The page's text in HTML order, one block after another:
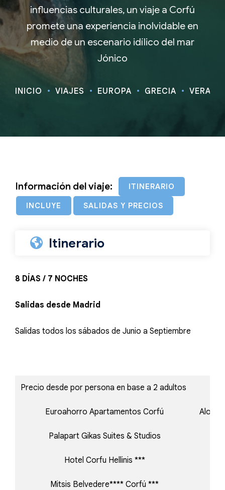
influencias culturales, un viaje a Corfú
promete una experiencia inolvidable en
medio de un escenario idílico del mar
Jónico
INICIO VIAJES EUROPA GRECIA
Información del viaje: ITINERARIO
INCLUYE SALIDAS Y PRECIOS
Itinerario
8 DÍAS / 7 NOCHES
Salidas desde Madrid
Salidas todos los sábados de Junio a Septiembre
Precio desde por persona en base a 2 adultos
Euroahorro Apartamentos Corfú
Palapart Gikas Suites & Studios
Hotel Corfu Hellinis ***
Mitsis Belvedere**** Corfú ***